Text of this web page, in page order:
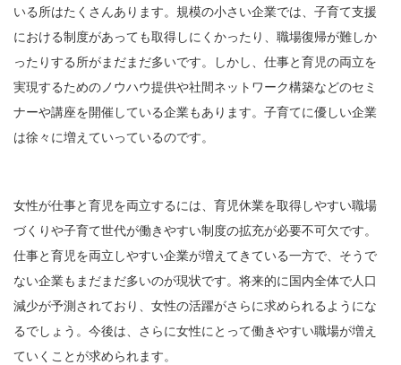
いる所はたくさんあります。規模の小さい企業では、子育て支援
における制度があっても取得しにくかったり、職場復帰が難しか
ったりする所がまだまだ多いです。しかし、仕事と育児の両立を
実現するためのノウハウ提供や社間ネットワーク構築などのセミ
ナーや講座を開催している企業もあります。子育てに優しい企業
は徐々に増えていっているのです。
女性が仕事と育児を両立するには、育児休業を取得しやすい職場
づくりや子育て世代が働きやすい制度の拡充が必要不可欠です。
仕事と育児を両立しやすい企業が増えてきている一方で、そうで
ない企業もまだまだ多いのが現状です。将来的に国内全体で人口
減少が予測されており、女性の活躍がさらに求められるようにな
るでしょう。今後は、さらに女性にとって働きやすい職場が増え
ていくことが求められます。